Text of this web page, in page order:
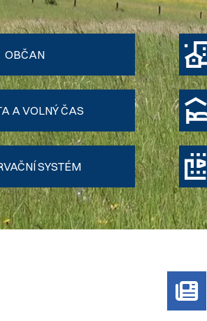
OBČAN
A VOLNÝ ČAS
SYSTÉM